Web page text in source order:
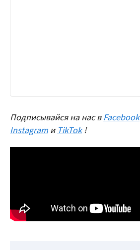
Подписывайся на нас вFacebook
Instagram иTikTok !